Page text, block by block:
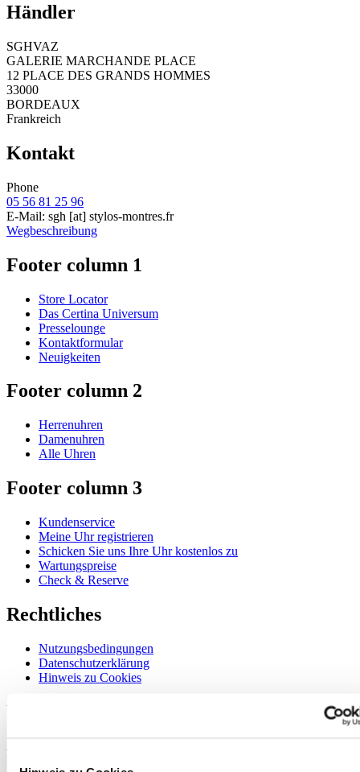
Händler
SGHVAZ
GALERIE MARCHANDE PLACE
12 PLACE DES GRANDS HOMMES
33000
BORDEAUX
Frankreich
Kontakt
Phone
05 56 81 25 96
E-Mail: sgh [at] stylos-montres.fr
Wegbeschreibung
Footer column 1
Store Locator
Das Certina Universum
Presselounge
Kontaktformular
Neuigkeiten
Footer column 2
Herrenuhren
Damenuhren
Alle Uhren
Footer column 3
Kundenservice
Meine Uhr registrieren
Schicken Sie uns Ihre Uhr kostenlos zu
Wartungspreise
Check & Reserve
Rechtliches
Nutzungsbedingungen
Datenschutzerklärung
Hinweis zu Cookies
Willkommen im CERTINA Club
Information